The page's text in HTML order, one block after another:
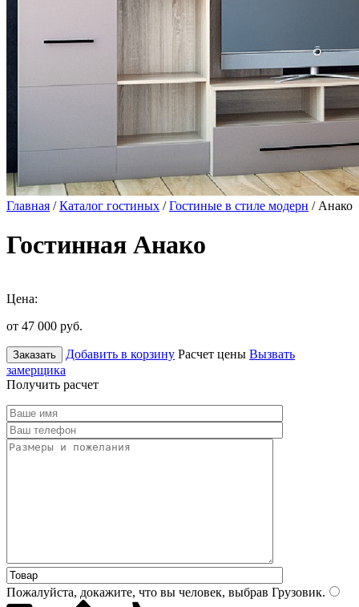
Главная /Каталог гостиных /Гостиные в стиле модерн / Анако
Гостинная Анако
Цена:
от 47 000 руб.
Заказать Добавить в корзину Расчет цены Вызвать
замерщика
Получить расчет
Пожалуйста, докажите, что вы человек, выбрав Грузовик.